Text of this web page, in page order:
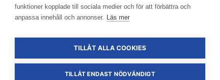
funktioner kopplade till sociala medier och för att förbättra och
anpassa innehåll och annonser. Läs mer
TILLÅT ALLA COOKIES
TILLÅT ENDAST NÖDVÄNDIGT
Kontakta oss